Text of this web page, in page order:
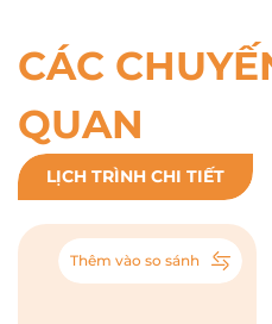
CÁC
QUAN
LỊCH TRÌNH CHI TIẾT
Thêm vào so sánh